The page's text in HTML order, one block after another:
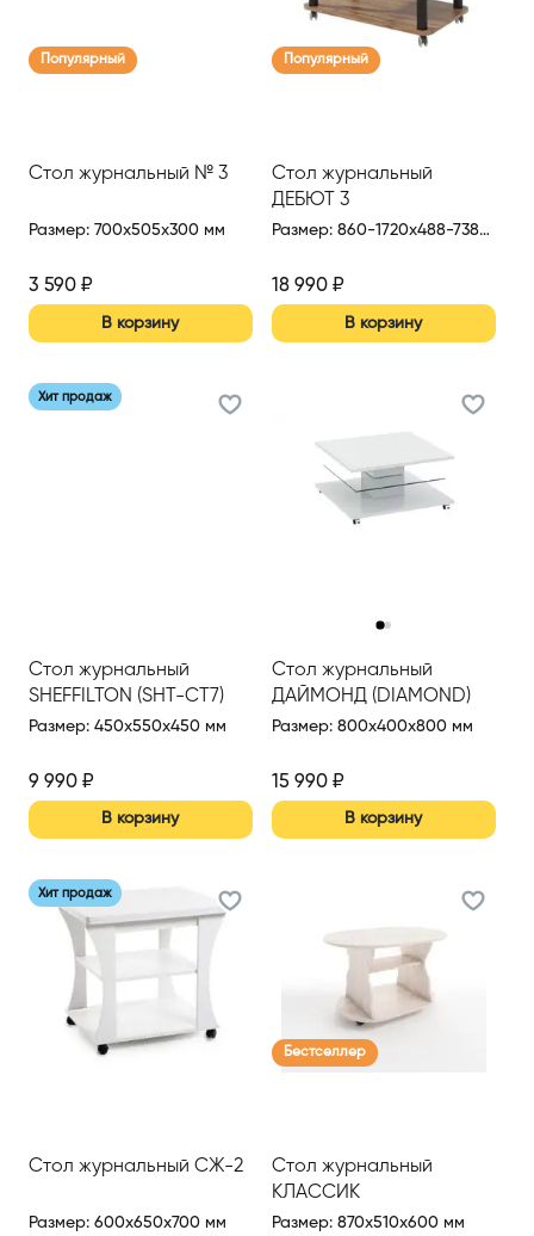
Популярный
Стол журнальный № 3
Размер: 700x505x300 мм
3 590 ₽
В корзину
Популярный
Стол журнальный
ДЕБЮТ 3
Размер: 860-1720x488-738x720 мм
18 990₽
В корзину
Хит продаж
Стол журнальный
SHEFFILTON (SHT-CT7)
Размер: 450x550x450 мм
9 990 ₽
В корзину
Стол журнальный
ДАЙМОНД (DIAMOND)
Размер: 800x400x800 мм
15 990₽
В корзину
Хит продаж
Стол журнальный СЖ-2
Размер: 600x650x700 мм
Бестселлер
Стол журнальный
КЛАССИК
Размер: 870x510x600 мм